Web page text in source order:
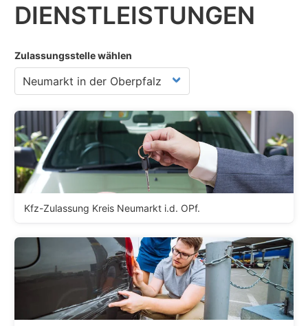
DIENST­LEISTUNGEN
Zulassungsstelle wählen
Kfz-Zulassung Kreis Neumarkt i.d. OPf.